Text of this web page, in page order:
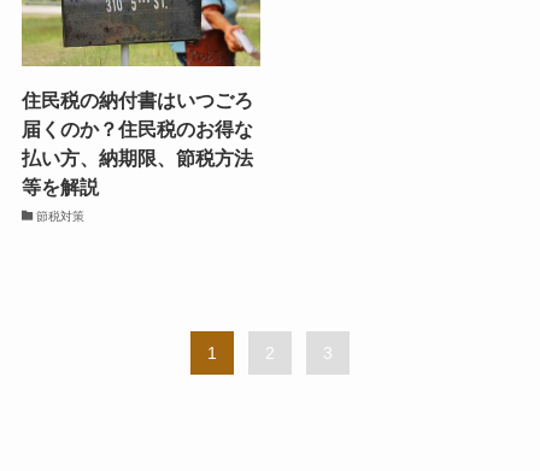
住民税の納付書はいつごろ
届くのか？住民税のお得な
払い方、納期限、節税方法
等を解説
節税対策
1 2 3